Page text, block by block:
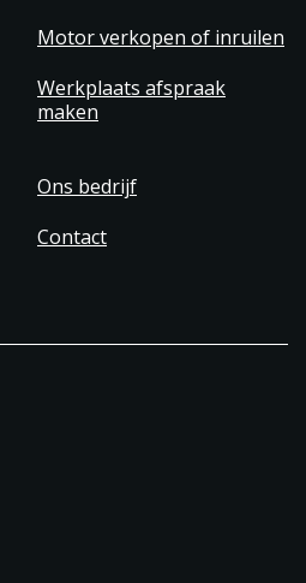
Motor verkopen of inruilen
Werkplaats afspraak
maken
Ons bedrijf
Contact